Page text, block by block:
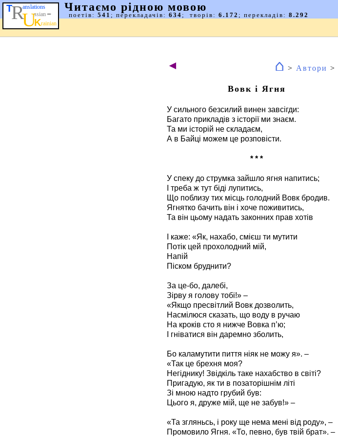
◄ ⌂ > Автори >
Вовк і Ягня
У сильного безсилий винен завсігди:
Багато прикладів з історії ми знаєм.
Та ми історій не складаєм,
А в Байці можем це розповісти.
* * *
У спеку до струмка зайшло ягня напитись;
І треба ж тут біді лупитись,
Що поблизу тих місць голодний Вовк бродив.
Ягнятко бачить він і хоче поживитись,
Та він цьому надать законних прав хотів
І каже: «Як, нахабо, смієш ти мутити
Потік цей прохолодний мій,
Напій
Піском бруднити?
За це-бо, далебі,
Зірву я голову тобі!» –
«Якщо пресвітлий Вовк дозволить,
Насмілюся сказать, що воду в ручаю
На кроків сто я нижче Вовка п’ю;
І гніватися він даремно зболить,
Бо каламутити пиття ніяк не можу я». –
«Так це брехня моя?
Негіднику! Звідкіль таке нахабство в світі?
Пригадую, як ти в позаторішнім літі
Зі мною надто грубий був:
Цього я, друже мій, ще не забув!» –
«Та згляньсь, і року ще нема мені від роду», –
Промовило Ягня. «То, певно, був твій брат». –